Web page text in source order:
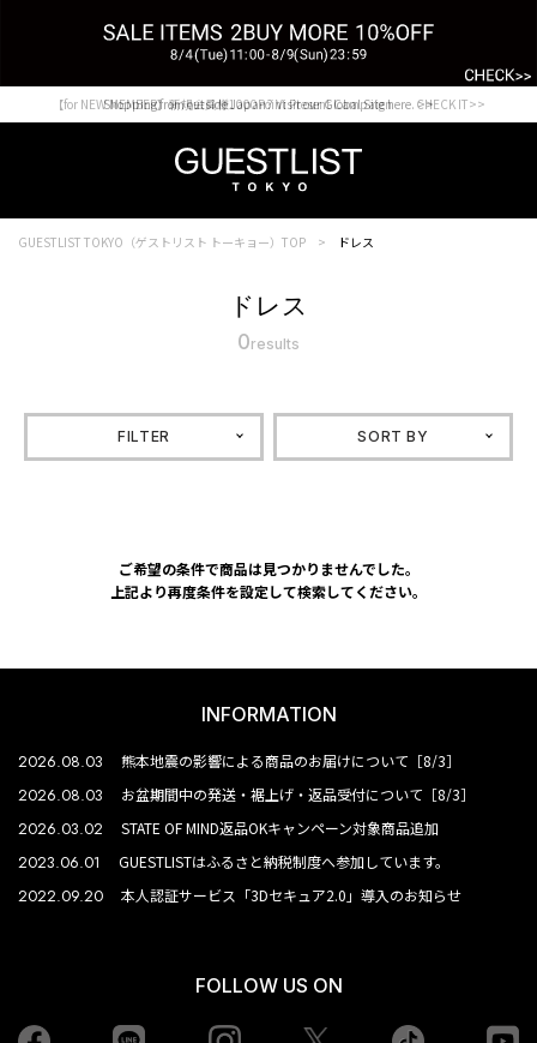
Shopping from outside Japan? Visit our Global Site here. >>
【for NEW MEMBER】新規会員様1000Point Present Campaign CHECK IT>>
GUESTLIST TOKYO（ゲストリスト トーキョー）TOP ドレス
ドレス
0results
FILTER SORT BY
ご希望の条件で商品は見つかりませんでした。
上記より再度条件を設定して検索してください。
INFORMATION
2026.08.03 熊本地震の影響による商品のお届けについて［8/3］
2026.08.03 お盆期間中の発送・裾上げ・返品受付について［8/3］
2026.03.02 STATE OF MIND返品OKキャンペーン対象商品追加
2023.06.01 GUESTLISTはふるさと納税制度へ参加しています。
2022.09.20 本人認証サービス「3Dセキュア2.0」導入のお知らせ
FOLLOW US ON
Facebook Instagram tiktok